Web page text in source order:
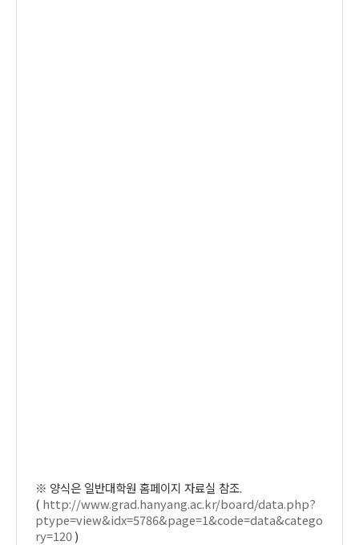
※ 양식은 일반대학원 홈페이지 자료실 참조.
( http://www.grad.hanyang.ac.kr/board/data.php?
ptype=view&idx=5786&page=1&code=data&catego
ry=120)